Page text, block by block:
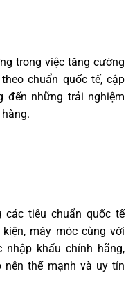
trong việc tăng cường
chuẩn quốc tế, cập
đến những trải nghiệm
các tiêu chuẩn quốc tế
máy móc cùng với
khẩu chính hãng,
thế mạnh và uy tín